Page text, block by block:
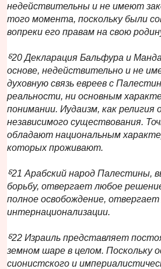
недействительны и не имеют
того момента, поскольку были
вопреки его правам на свою
⸹20 Декларация Бальфура и
основе, недействительно и не
духовную связь евреев с
реальности, ни основным
понимании. Иудаизм, как
независимого существования.
обладают национальным
которых проживают.
⸹21 Арабский народ Палестины,
борьбу, отвергает любое
полное освобождение,
интернационализации.
⸹22 Израиль представляет
земном шаре в целом. Поскольку
сионистского и